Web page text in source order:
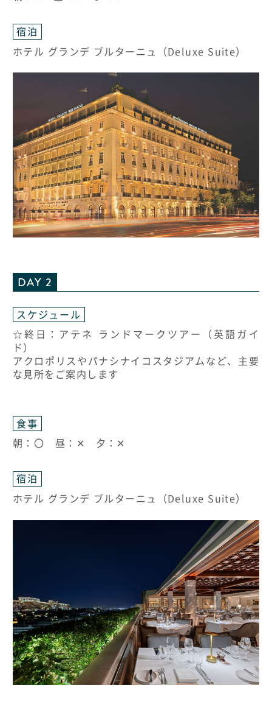
宿泊
ホテル グランデ ブルターニュ（Deluxe Suite）
DAY 2
スケジュール
☆終日：アテネ ランドマークツアー（英語ガイ
ド）
アクロポリスやパナシナイコスタジアムなど、主要
な見所をご案内します
食事
朝：〇 昼：✕ 夕：✕
宿泊
ホテル グランデ ブルターニュ（Deluxe Suite）